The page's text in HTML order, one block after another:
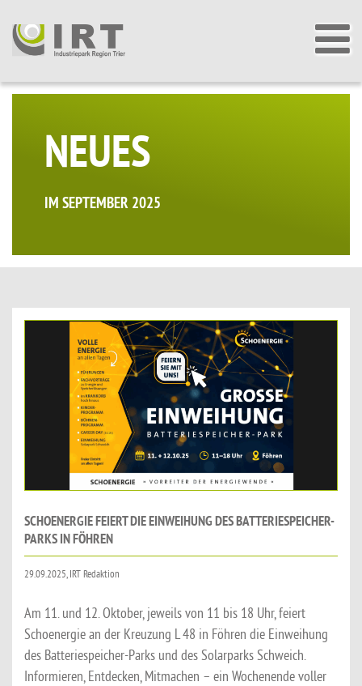
NEUES
IM SEPTEMBER 2025
SCHOENERGIE FEIERT DIE EINWEIHUNG DES BATTERIESPEICHER-
PARKS IN FÖHREN
29.09.2025, IRT Redaktion
Am 11. und 12. Oktober, jeweils von 11 bis 18 Uhr, feiert
Schoenergie an der Kreuzung L 48 in Föhren die Einweihung
des Batteriespeicher-Parks und des Solarparks Schweich.
Informieren, Entdecken, Mitmachen – ein Wochenende voller